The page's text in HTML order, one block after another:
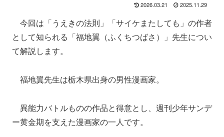
2026.03.21 2025.11.29
今回は「うえきの法則」「サイケまたしても」の作者
として知られる「福地翼（ふくちつばさ）」先生につい
て解説します。
福地翼先生は栃木県出身の男性漫画家。
異能力バトルものの作品と得意とし、週刊少年サンデ
ー黄金期を支えた漫画家の一人です。